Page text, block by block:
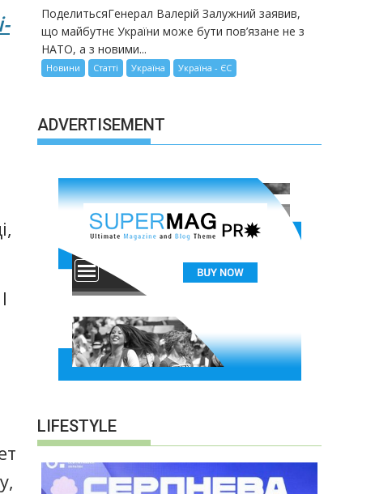
ПоделитьсяГенерал Валерій Залужний заявив,
що майбутнє України може бути пов’язане не з
НАТО, а з новими...
Новини Статті Україна Україна - ЄС
ADVERTISEMENT
LIFESTYLE